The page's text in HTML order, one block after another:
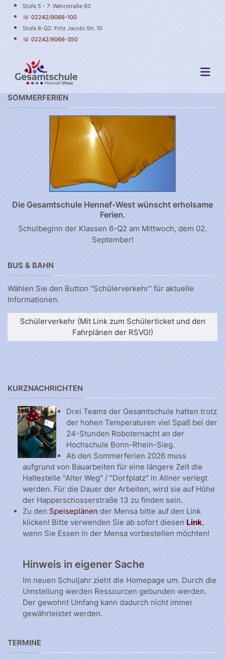
Stufe 5 - 7: Wehrstraße 80
☏ 02242/9066-100
Stufe 8-Q2: Fritz Jacobi Str. 10
☏ 02242/9066-350
SOMMERFERIEN
Die Gesamtschule Hennef-West wünscht erholsame
Ferien.
Schulbeginn der Klassen 6-Q2 am Mittwoch, dem 02.
September!
BUS & BAHN
Wählen Sie den Button "Schülerverkehr" für aktuelle
Informationen.
Schülerverkehr (Mit Link zum Schülerticket und den
Fahrplänen der RSVG!)
KURZNACHRICHTEN
Drei Teams der Gesamtschule hatten trotz
der hohen Temperaturen viel Spaß bei der
24-Stunden Roboternacht an der
Hochschule Bonn-Rhein-Sieg.
Ab den Sommerferien 2026 muss
aufgrund von Bauarbeiten für eine längere Zeit die
Haltestelle "Alter Weg" / "Dorfplatz" in Allner verlegt
werden. Für die Dauer der Arbeiten, wird sie auf Höhe
der Happerschosserstraße 13 zu finden sein.
Zu den Speiseplänen der Mensa bitte auf den Link
klicken! Bitte verwenden Sie ab sofort diesen Link,
wenn Sie Essen in der Mensa vorbestellen möchten!
Hinweis in eigener Sache
Im neuen Schuljahr zieht die Homepage um. Durch die
Umstellung werden Ressourcen gebunden werden.
Der gewohnt Umfang kann dadurch nicht immer
gewährleistet werden.
TERMINE